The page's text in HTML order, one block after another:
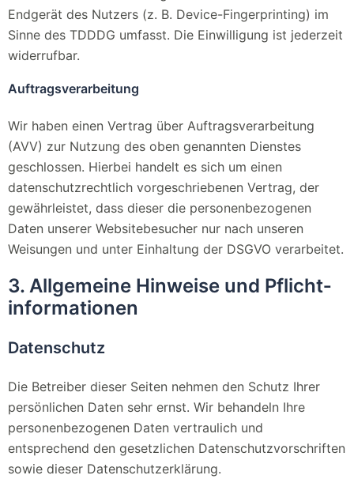
Endgerät des Nutzers (z. B. Device-Fingerprinting) im
Sinne des TDDDG umfasst. Die Einwilligung ist jederzeit
widerrufbar.
Auftragsverarbeitung
Wir haben einen Vertrag über Auftragsverarbeitung
(AVV) zur Nutzung des oben genannten Dienstes
geschlossen. Hierbei handelt es sich um einen
datenschutzrechtlich vorgeschriebenen Vertrag, der
gewährleistet, dass dieser die personenbezogenen
Daten unserer Websitebesucher nur nach unseren
Weisungen und unter Einhaltung der DSGVO verarbeitet.
3. Allgemeine Hinweise und Pflicht­
informationen
Datenschutz
Die Betreiber dieser Seiten nehmen den Schutz Ihrer
persönlichen Daten sehr ernst. Wir behandeln Ihre
personenbezogenen Daten vertraulich und
entsprechend den gesetzlichen Datenschutzvorschriften
sowie dieser Datenschutzerklärung.